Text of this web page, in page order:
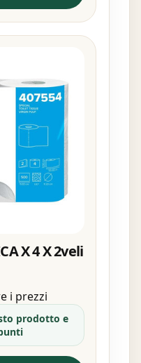
X 4 X 2veli
i prezzi
prodotto e